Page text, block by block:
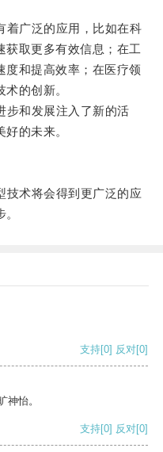
广泛的应用，比如在科
获取更多有效信息；在工
度和提高效率；在医疗领
的创新。
和发展注入了新的活
的未来。
术将会得到更广泛的应
支持[0] 反对[0]
神怡。
支持[0] 反对[0]